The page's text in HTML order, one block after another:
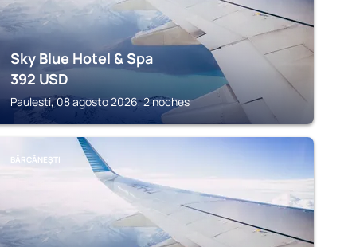
Sky Blue Hotel & Spa
392 USD
Paulesti, 08 agosto 2026, 2 noches
BĂRCĂNEŞTI